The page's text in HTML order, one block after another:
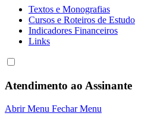
Textos e Monografias
Cursos e Roteiros de Estudo
Indicadores Financeiros
Links
Atendimento ao Assinante
Abrir Menu Fechar Menu